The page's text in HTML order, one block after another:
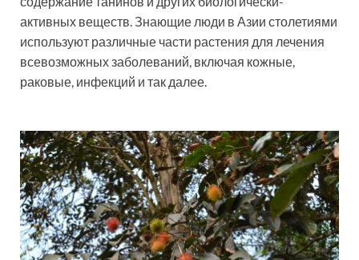
активных веществ. Знающие люди в Азии столетиями
используют различные части растения для лечения
всевозможных заболеваний, включая кожные,
раковые, инфекций и так далее.